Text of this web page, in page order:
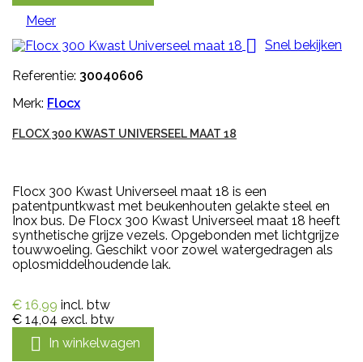
Meer
 Snel bekijken
Referentie: 30040606
Merk: Flocx
FLOCX 300 KWAST UNIVERSEEL MAAT 18
Flocx 300 Kwast Universeel maat 18 is een
patentpuntkwast met beukenhouten gelakte steel en
Inox bus. De Flocx 300 Kwast Universeel maat 18 heeft
synthetische grijze vezels. Opgebonden met lichtgrijze
touwwoeling. Geschikt voor zowel watergedragen als
oplosmiddelhoudende lak.
€ 16,99 incl. btw
€ 14,04 excl. btw
 In winkelwagen